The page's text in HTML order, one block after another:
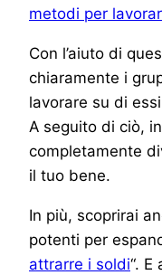
metodi per
Con l’aiuto di
chiaramente i
lavorare su di
A seguito di ciò,
completamente
il tuo bene.
In più, scoprirai
potenti per
attrarre i soldi“.